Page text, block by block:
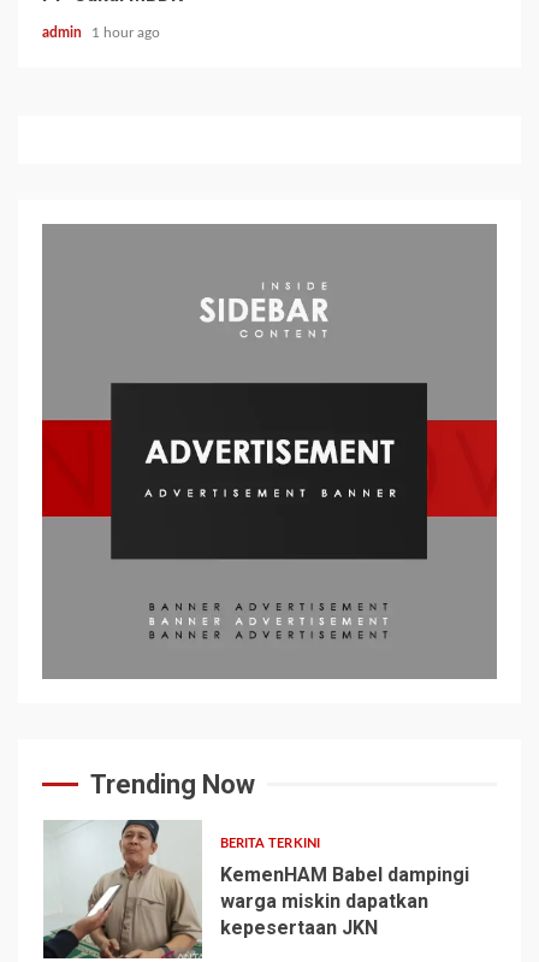
admin 1 hour ago
Trending Now
1
BERITA TERKINI
KemenHAM Babel dampingi
warga miskin dapatkan
kepesertaan JKN